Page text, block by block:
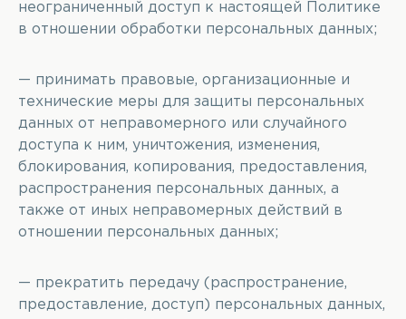
неограниченный доступ к настоящей Политике
в отношении обработки персональных данных;
— принимать правовые, организационные и
технические меры для защиты персональных
данных от неправомерного или случайного
доступа к ним, уничтожения, изменения,
блокирования, копирования, предоставления,
распространения персональных данных, а
также от иных неправомерных действий в
отношении персональных данных;
— прекратить передачу (распространение,
предоставление, доступ) персональных данных,